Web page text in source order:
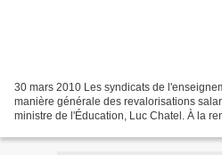
30 mars 2010 Les syndicats de
manière générale des revalorisations
ministre de l'Éducation, Luc Chatel. À la